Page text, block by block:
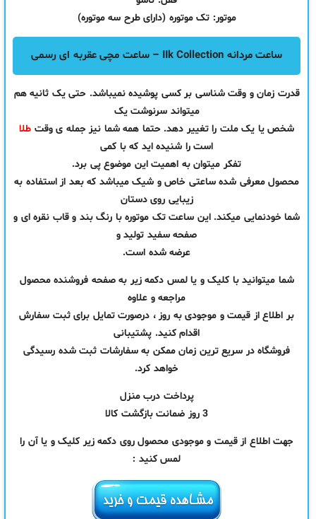
موتور: تک موتوره (دارای طرح سه موتوره)
ساعت مردانه IIk Collection – ساعت مچی عقربه ای رسمی
قدرت زمان و وقت شناسی بر کسی پوشیده نمیباشد. حتی یک ثانیه هم
میتواند سرنوشت یک
شخص یا یک ملت را تغییر دهد. حتما همه شما نیز جمله ی وقت طلا
است را شنیده اید که با کمی
تفکر میتوان به اهمیت این موضوع پی برد.
محصول معرفی شده ساعتی خاص و شیک میباشد که بعد از استفاده به
زیبایی روی دستان
شما خودنمایی میکند. این ساعت تک موتوره با رنگ بند و قاب نقره ای و
صفحه سفید تولید و
عرضه شده است.
شما میتوانید با کلیک و یا لمس دکمه زیر به صفحه فروشنده محصول
مراجعه و علاوه
بر اطلاع از قیمت و موجودی به روز ، درصورت تمایل برای ثبت سفارش
اقدام کنید. پشتیبانی
فروشگاه در سریع ترین زمان ممکن به سفارشات ثبت شده رسیدگی
خواهد کرد.
پرداخت درب منزل
3 روز ضمانت بازگشت کالا
جهت اطلاع از قیمت و موجودی محصول روی دکمه زیر کلیک و یا آن را
لمس کنید :